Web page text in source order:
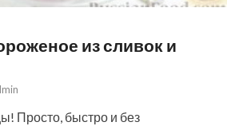
из сливок и
Просто, быстро и без